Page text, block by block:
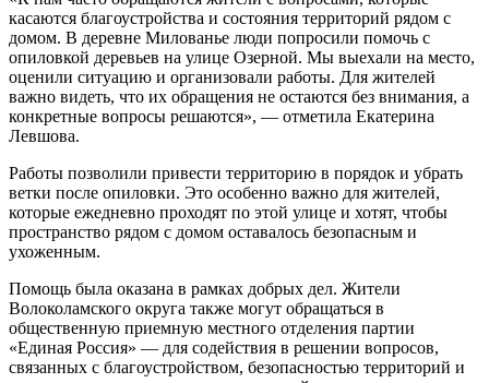
касаются благоустройства и состояния территорий рядом с
домом. В деревне Милованье люди попросили помочь с
опиловкой деревьев на улице Озерной. Мы выехали на место,
оценили ситуацию и организовали работы. Для жителей
важно видеть, что их обращения не остаются без внимания, а
конкретные вопросы решаются», — отметила Екатерина
Левшова.
Работы позволили привести территорию в порядок и убрать
ветки после опиловки. Это особенно важно для жителей,
которые ежедневно проходят по этой улице и хотят, чтобы
пространство рядом с домом оставалось безопасным и
ухоженным.
Помощь была оказана в рамках добрых дел. Жители
Волоколамского округа также могут обращаться в
общественную приемную местного отделения партии
«Единая Россия» — для содействия в решении вопросов,
связанных с благоустройством, безопасностью территорий и